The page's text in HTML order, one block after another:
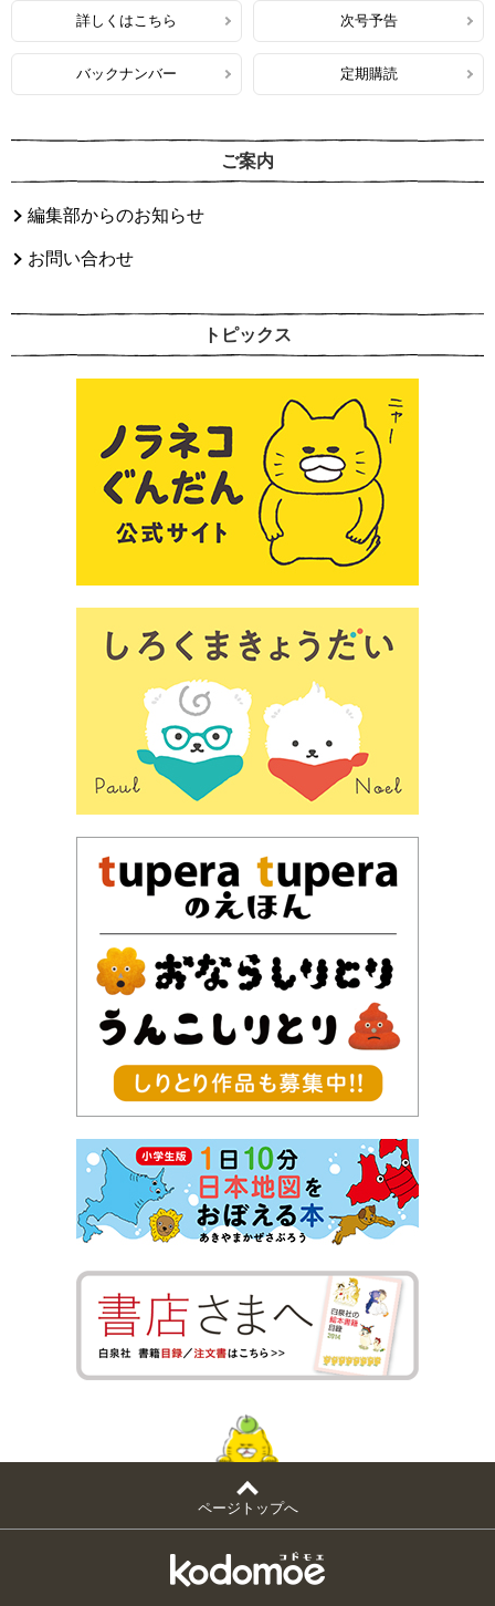
詳しくはこちら 次号予告
バックナンバー 定期購読
ご案内
編集部からのお知らせ
お問い合わせ
トピックス
ページトップへ